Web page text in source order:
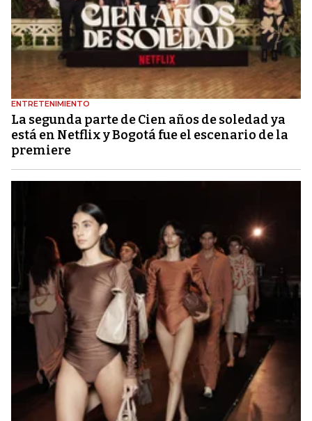
ENTRETENIMIENTO
La segunda parte de Cien años de soledad ya
está en Netflix y Bogotá fue el escenario de la
premiere